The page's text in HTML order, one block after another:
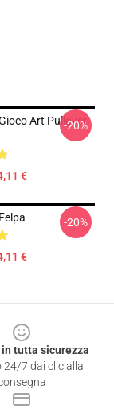
Art Pullover
€
-20%
€
-20%
tutta sicurezza
24/7 dai clic alla